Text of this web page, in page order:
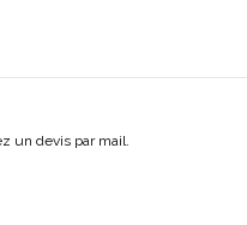
un devis par mail.